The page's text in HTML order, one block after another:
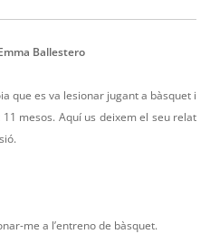
Ballestero
que es va lesionar jugant a bàsquet i
mesos. Aquí us deixem el seu relat
me a l’entreno de bàsquet.